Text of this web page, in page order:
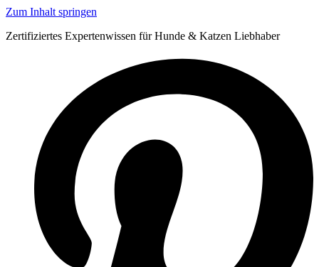
Zum Inhalt springen
Zertifiziertes Expertenwissen für Hunde & Katzen Liebhaber